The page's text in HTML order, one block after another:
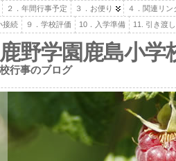
２．年間行事予定 ３．お便り
４．関連リン
接続 ９．学校評価 10．入学準備 11. 引き渡
野学園鹿島小学
行事のブログ